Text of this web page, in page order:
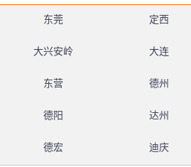
东莞 定西
大兴安岭 大连
东营 德州
德阳 达州
德宏 迪庆